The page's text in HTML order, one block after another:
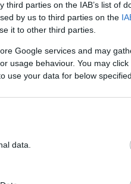
parties on the IAB’s list of
by us to third parties on the
it to other third parties.
Google services and may
usage behaviour. You may
use your data for below
data.